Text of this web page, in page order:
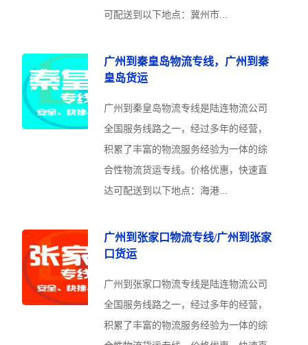
可配送到以下地点：冀州市...
广州到秦皇岛物流专线，广州到秦
皇岛货运
广州到秦皇岛物流专线是陆连物流公司
全国服务线路之一，经过多年的经营，
积累了丰富的物流服务经验为一体的综
合性物流货运专线。价格优惠，快速直
达可配送到以下地点：海港...
广州到张家口物流专线/广州到张家
口货运
广州到张家口物流专线是陆连物流公司
全国服务线路之一，经过多年的经营，
积累了丰富的物流服务经验为一体的综